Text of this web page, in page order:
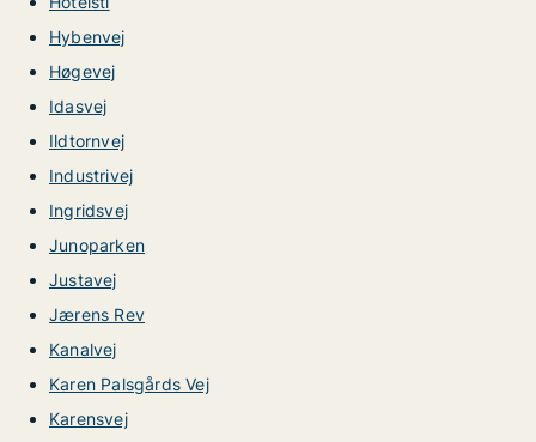
Hybenvej
Høgevej
Idasvej
Ildtornvej
Industrivej
Ingridsvej
Junoparken
Justavej
Jærens Rev
Kanalvej
Karen Palsgårds Vej
Karensvej